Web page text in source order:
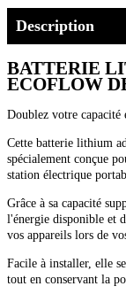
Description
BATTERIE
ECOFLOW
Doublez votre capacité
Cette batterie lithium
spécialement conçue
station électrique
Grâce à sa capacité
l'énergie disponible et
vos appareils lors de
Facile à installer, elle
tout en conservant la